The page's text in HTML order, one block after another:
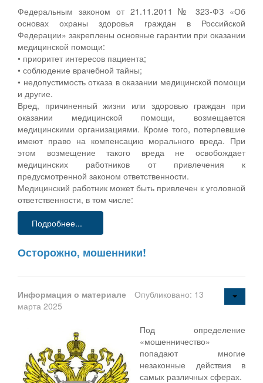
Федеральным законом от 21.11.2011 № 323-ФЗ «Об
основах охраны здоровья граждан в Российской
Федерации» закреплены основные гарантии при оказании
медицинской помощи:
• приоритет интересов пациента;
• соблюдение врачебной тайны;
• недопустимость отказа в оказании медицинской помощи
и другие.
Вред, причиненный жизни или здоровью граждан при
оказании медицинской помощи, возмещается
медицинскими организациями. Кроме того, потерпевшие
имеют право на компенсацию морального вреда. При
этом возмещение такого вреда не освобождает
медицинских работников от привлечения к
предусмотренной законом ответственности.
Медицинский работник может быть привлечен к уголовной
ответственности, в том числе:
Подробнее...
Осторожно, мошенники!
Информация о материале
Опубликовано: 13
марта 2025
Под определение
«мошенничество»
попадают многие
незаконные действия в
самых различных сферах.